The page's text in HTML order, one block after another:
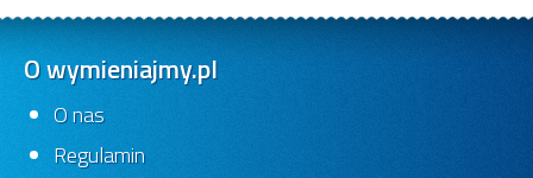
O wymieniajmy.pl
O nas
Regulamin